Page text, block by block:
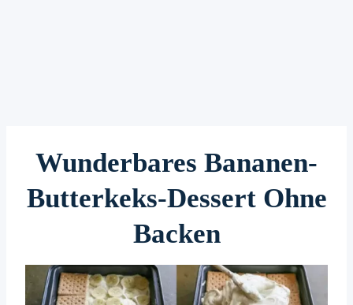
Wunderbares Bananen-
Butterkeks-Dessert Ohne
Backen